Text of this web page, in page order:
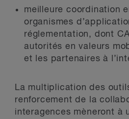
meilleure coordination
organismes
réglementation, dont
autorités en valeurs
et les partenaires à
La multiplication des
renforcement de la
interagences mèneront à